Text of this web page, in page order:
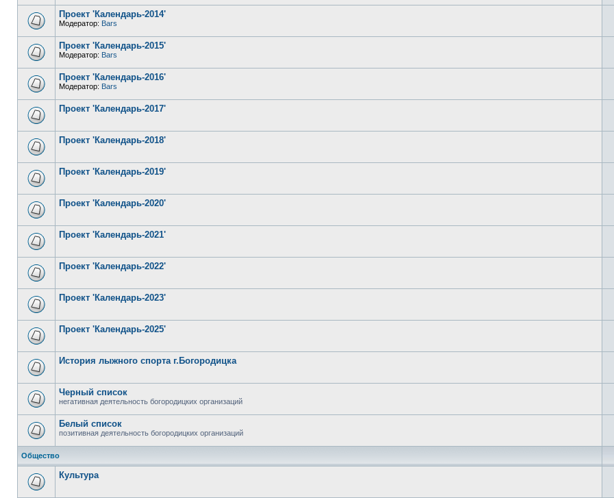
Проект 'Календарь-2014'
Модератор: Bars
Проект 'Календарь-2015'
Модератор: Bars
Проект 'Календарь-2016'
Модератор: Bars
Проект 'Календарь-2017'
Проект 'Календарь-2018'
Проект 'Календарь-2019'
Проект 'Календарь-2020'
Проект 'Календарь-2021'
Проект 'Календарь-2022'
Проект 'Календарь-2023'
Проект 'Календарь-2025'
История лыжного спорта г.Богородицка
Черный список
негативная деятельность богородицких организаций
Белый список
позитивная деятельность богородицких организаций
Общество
Культура